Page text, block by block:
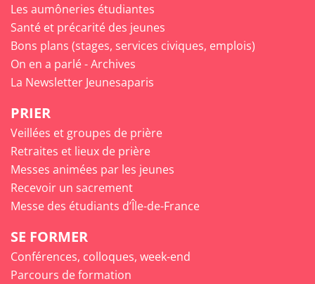
Les aumôneries étudiantes
Santé et précarité des jeunes
Bons plans (stages, services civiques, emplois)
On en a parlé - Archives
La Newsletter Jeunesaparis
PRIER
Veillées et groupes de prière
Retraites et lieux de prière
Messes animées par les jeunes
Recevoir un sacrement
Messe des étudiants d’Île-de-France
SE FORMER
Conférences, colloques, week-end
Parcours de formation